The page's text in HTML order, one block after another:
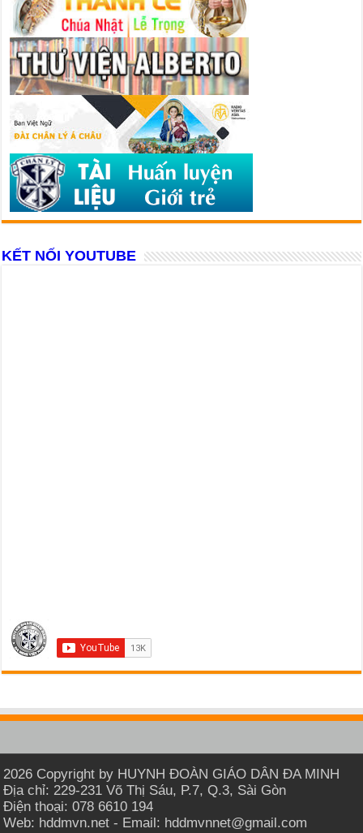
KẾT NỐI YOUTUBE
2026 Copyright by HUYNH ĐOÀN GIÁO DÂN ĐA MINH
Địa chỉ: 229-231 Võ Thị Sáu, P.7, Q.3, Sài Gòn
Điện thoại: 078 6610 194
Web: hddmvn.net - Email: hddmvnnet@gmail.com